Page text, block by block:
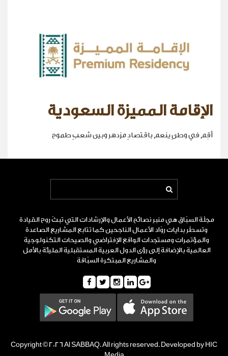
الإقامة المميزة السعودية
أقِم في وطنٍ ينعم باقتصادٍ مزدهر وبين شعبٍ طموح
مجلّة السبّاق هي منبر نصائح الأعمال والإرشادات التي تبثّ روح القيادة
وتسطّر بدايات روّاد الأعمال الناجحين كما تتابع المشاريع الصاعدة
والمؤتمرات ومستجدات الواقع الإفتراضي والصيحات التكنولوجية
العالمية بالإضافة إلى رؤى الدول العربية المستقبلية المليئة بالأمل
والمشاريع المبتكرة السبّاقة
Copyright © 2026 Al SABBAQ. All rights reserved. Developed by HIC